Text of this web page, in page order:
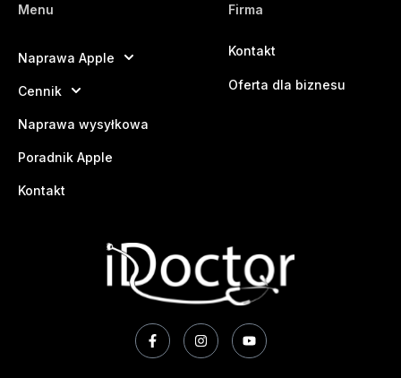
Menu
Naprawa Apple
Cennik
Naprawa wysyłkowa
Poradnik Apple
Kontakt
Firma
Kontakt
Oferta dla biznesu